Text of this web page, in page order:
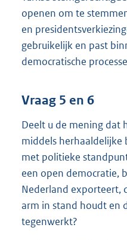
openen om te
en
gebruikelijk en past
democratische
Vraag 5 en 6
Deelt u de mening dat
middels herhaaldelijke
met politieke
een open democratie,
Nederland exporteert,
arm in stand houdt en
tegenwerkt?